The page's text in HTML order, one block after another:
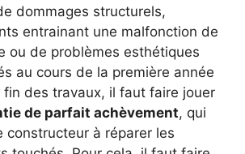
dommages structurels,
entrainant une malfonction de
ou de problèmes esthétiques
au cours de la première année
fin des travaux, il faut faire jouer
de parfait achèvement, qui
constructeur à réparer les